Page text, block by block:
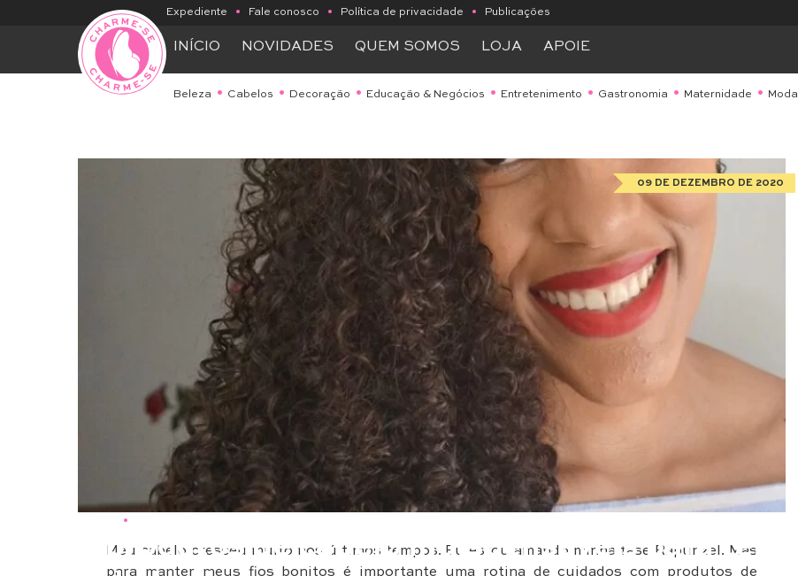
Expediente • Fale conosco • Política de privacidade • Publicações
INÍCIO NOVIDADES QUEM SOMOS LOJA APOIE
Beleza Cabelos Decoração Educação & Negócios Entretenimento Gastronomia Maternidade Moda
•
5 produtos de cabelo indispensáveis para ter
09 DE DEZEMBRO DE 2020
Meu cabelo cresceu muito nos últimos tempos. Eu estou amando minha fase Rapunzel. Mas
para manter meus fios bonitos é importante uma rotina de cuidados com produtos de